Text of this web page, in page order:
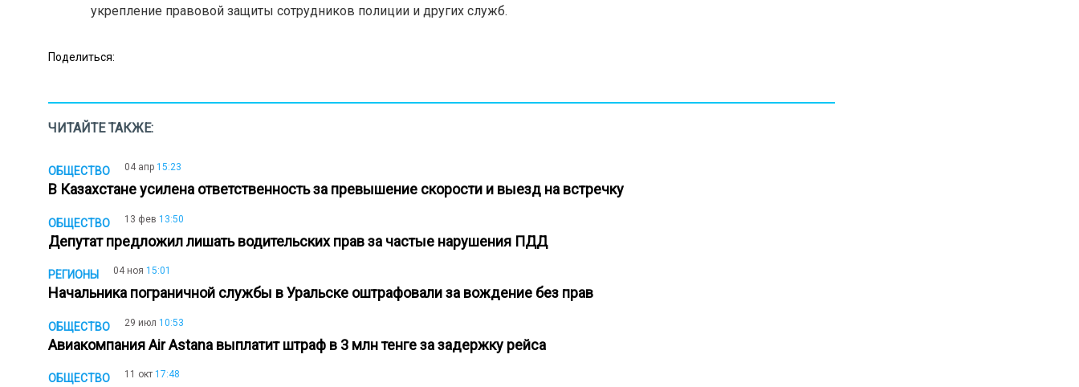
укрепление правовой защиты сотрудников полиции и других служб.
Поделиться:
ЧИТАЙТЕ ТАКЖЕ:
ОБЩЕСТВО 04 апр 15:23
В Казахстане усилена ответственность за превышение скорости и выезд на встречку
ОБЩЕСТВО 13 фев 13:50
Депутат предложил лишать водительских прав за частые нарушения ПДД
РЕГИОНЫ 04 ноя 15:01
Начальника пограничной службы в Уральске оштрафовали за вождение без прав
ОБЩЕСТВО 29 июл 10:53
Авиакомпания Air Astana выплатит штраф в 3 млн тенге за задержку рейса
ОБЩЕСТВО 11 окт 17:48